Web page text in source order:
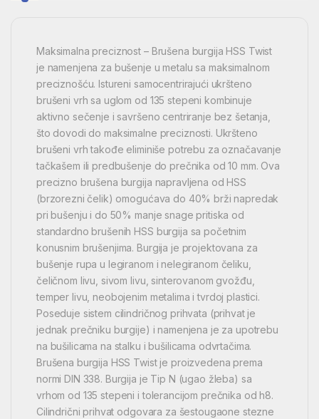
Maksimalna preciznost – Brušena burgija HSS Twist
je namenjena za bušenje u metalu sa maksimalnom
preciznošću. Istureni samocentrirajući ukršteno
brušeni vrh sa uglom od 135 stepeni kombinuje
aktivno sečenje i savršeno centriranje bez šetanja,
što dovodi do maksimalne preciznosti. Ukršteno
brušeni vrh takođe eliminiše potrebu za označavanje
tačkašem ili predbušenje do prečnika od 10 mm. Ova
precizno brušena burgija napravljena od HSS
(brzorezni čelik) omogućava do 40% brži napredak
pri bušenju i do 50% manje snage pritiska od
standardno brušenih HSS burgija sa početnim
konusnim brušenjima. Burgija je projektovana za
bušenje rupa u legiranom i nelegiranom čeliku,
čeličnom livu, sivom livu, sinterovanom gvožđu,
temper livu, neobojenim metalima i tvrdoj plastici.
Poseduje sistem cilindričnog prihvata (prihvat je
jednak prečniku burgije) i namenjena je za upotrebu
na bušilicama na stalku i bušilicama odvrtačima.
Brušena burgija HSS Twist je proizvedena prema
normi DIN 338. Burgija je Tip N (ugao žleba) sa
vrhom od 135 stepeni i tolerancijom prečnika od h8.
Cilindrični prihvat odgovara za šestougaone stezne